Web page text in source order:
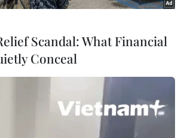
Scandal: What Financial
Conceal